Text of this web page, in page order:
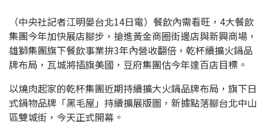
（中央社記者江明晏台北14日電）餐飲內需看旺，4大餐飲
集團今年加快展店腳步，搶進黃金商圈街邊店與新興商場，
雄獅集團旗下餐飲事業拚3年內營收翻倍，乾杯續擴火鍋品
牌布局，瓦城將插旗美國，豆府集團估今年達百店目標。
以燒肉起家的乾杯集團近期持續擴大火鍋品牌布局，旗下日
式鍋物品牌「黑毛屋」持續擴展版圖，新據點落腳台北中山
區雙城街，今天正式開幕。